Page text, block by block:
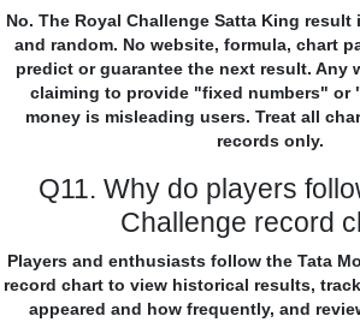
No. The Royal Challenge Satta King
and random. No website, formula, chart
predict or guarantee the next result. Any
claiming to provide "fixed numbers" or
money is misleading users. Treat all
records only.
Q11. Why do players
Challenge record
Players and enthusiasts follow the Tata
record chart to view historical results,
appeared and how frequently, and